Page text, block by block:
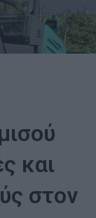
και
στον